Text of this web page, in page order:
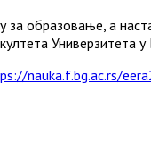
образовање, а
Универзитета у
nauka.f.bg.ac.rs/